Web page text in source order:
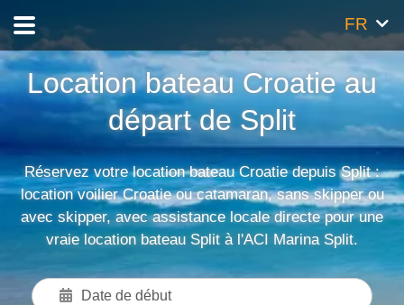
FR
Location bateau Croatie au
départ de Split
Réservez votre location bateau Croatie depuis Split :
location voilier Croatie ou catamaran, sans skipper ou
avec skipper, avec assistance locale directe pour une
vraie location bateau Split à l'ACI Marina Split.